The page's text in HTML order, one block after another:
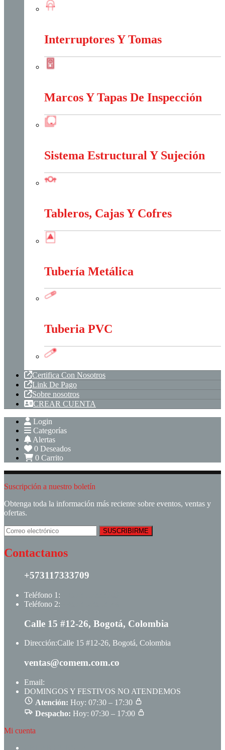
Interruptores Y Tomas
Marcos Y Tapas De Inspección
Sistema Estructural Y Sujeción
Tableros, Cajas Y Cofres
Tubería Metálica
Tuberia PVC
Certifica Con Nosotros
Link De Pago
Sobre nosotros
CREAR CUENTA
Login
Categorías
Alertas
0 Deseados
0 Carrito
Suscripción a nuestro boletín
Obtenga toda la información más reciente sobre eventos, ventas y
ofertas.
Contactanos
+573117333709
Teléfono 1:
Teléfono 2:
Calle 15 #12-26, Bogotá, Colombia
Dirección:Calle 15 #12-26, Bogotá, Colombia
ventas@comem.com.co
Email:
DOMINGOS Y FESTIVOS NO ATENDEMOS
Atención: Hoy: 07:30 – 17:30
Despacho: Hoy: 07:30 – 17:00
Mi cuenta